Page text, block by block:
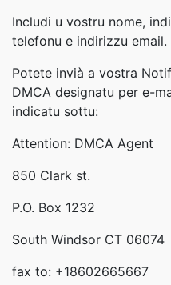
Includi u vostru nome,
telefonu e indirizzu email.
Potete invià a vostra
DMCA designatu per e-
indicatu sottu:
Attention: DMCA Agent
850 Clark st.
P.O. Box 1232
South Windsor CT 06074
fax to: +18602665667